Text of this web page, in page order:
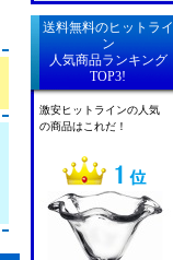
送料無料のヒットライ
ン
人気商品ランキング
TOP3!
激安ヒットラインの人気
の商品はこれだ！